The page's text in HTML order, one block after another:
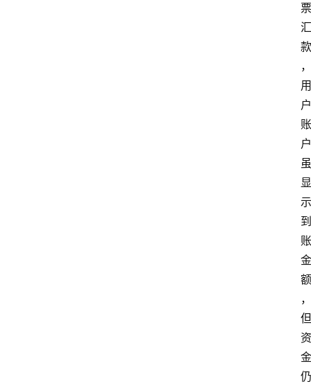
票
汇
款
，
用
户
账
户
虽
显
示
到
账
金
额
，
但
资
金
仍